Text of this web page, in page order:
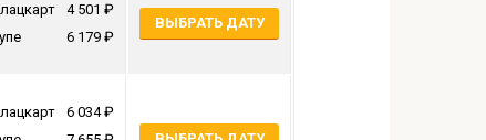
4 501
6 179
ВЫБРАТЬ ДАТУ
6 034